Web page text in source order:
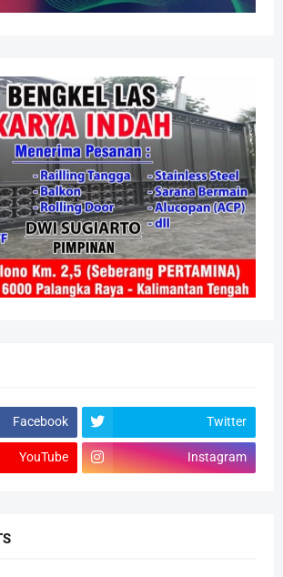
Facebook Twitter
YouTube Instagram